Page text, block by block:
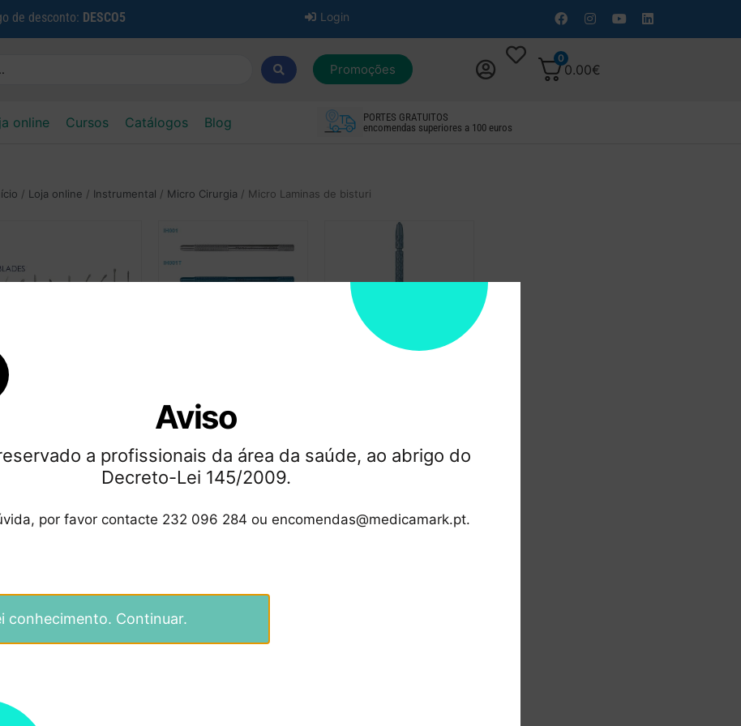
de desconto: DESCO5 Login
Promoções
0
0.00€
online Cursos Catálogos Blog
PORTES GRATUITOS
encomendas superiores a 100 euros
/ Loja online / Instrumental / Micro Cirurgia / Micro Laminas de bisturi
36.80€ – 77.00€
43.10€ –
Ver opções
Aviso
a profissionais da área da saúde, ao abrigo do
Decreto-Lei 145/2009.
por favor contacte 232 096 284 ou encomendas@medicamark.pt.
conhecimento. Continuar.